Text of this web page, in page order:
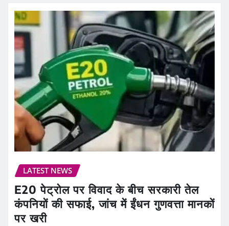
LATEST NEWS
E20 पेट्रोल पर विवाद के बीच सरकारी तेल
कंपनियों की सफाई, जांच में ईंधन गुणवत्ता मानकों
पर खरी